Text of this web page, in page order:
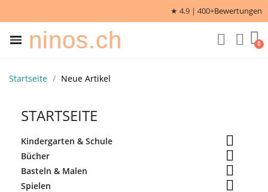
★ 4.9 | 400+Bewertungen
ninos.ch
Startseite Neue Artikel
STARTSEITE
Kindergarten & Schule 
Bücher 
Basteln & Malen 
Spielen 